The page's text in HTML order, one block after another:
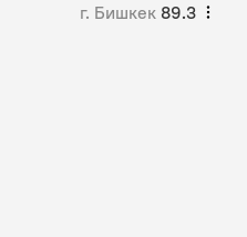
г. Бишкек 89.3